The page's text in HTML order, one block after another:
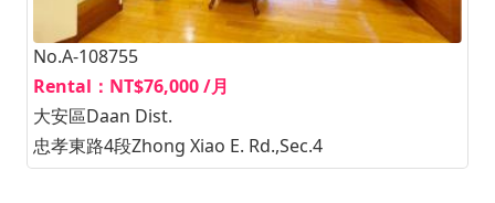
No.A-108755
Rental：NT$76,000 /月
大安區Daan Dist.
忠孝東路4段Zhong Xiao E. Rd.,Sec.4